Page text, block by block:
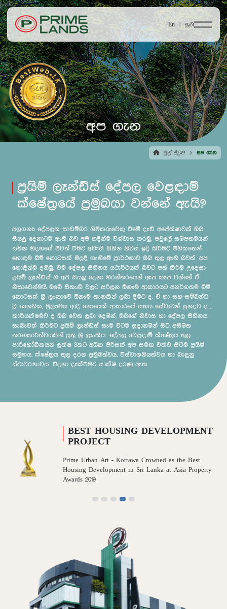
En | தமி
අප ගැන
මුල් පිටුව අප ගැන
ප්‍රයිම් ලෑන්ඩ්ස් දේපල වෙළඳාම්
ක්ෂේත්‍රයේ ප්‍රමුඛයා වන්නේ ඇයි?
අග්‍රගන්‍ය දේපලක සාඩම්බර හිමිකරුවෙකු වීමේ දැඩි අපේක්ෂාවක් ඔබ
සියලු දෙනාටම ඇති බව අපි තදින්ම විශ්වාස කරමු. පවුලේ සමීපතමයන්
සමඟ නිදහසේ ජීවත් වීමට අවැසි සිහින නිවස ඉදි කිරීමට මිහිකතෙන්
හොඳම බිම් කොටසක් මිලදී ගැනීමේ ප්‍රාර්ථනාව ඔබ තුල ඇති බවත් අප
හොඳින්ම දනිමු. එම දේපල සිහිනය යථාර්ථයක් බවට පත් කිරීම උදෙසා
ප්‍රයිම් ලෑන්ඩ්ස් හී අපි සියලු දෙනා නිරන්තරයෙන් ඇප කැප වන්නේ ඒ
නිසාවෙන්මයි. ඔබේ සිතැඟි වලට සරිලන ඕනෑම ආකාරයට අනර්ගතම බිම්
කොටසක් ශ්‍රී ලංකාවේ ඕනෑම තැනකින් ලබා දීමට ද, ඒ හා සහ-සම්බන්ධ
වූ නෛතික, මුල්‍යමය ආදී නොයෙක් ආකාරයේ සහය සේවාවන් සුහදව ද ,
කාර්යක්ෂමව ද ඔබ වෙත ලබා දෙමින්, ඔබගේ නිවාස හා දේපල සිහිනය
සැබෑවක් කිරීමට ප්‍රයිම් ලෑන්ඩ්ස් සෑම විටම සූදානමින් සිටී. අසීමිත
තරඟකාරීත්වයකින් යුතු ශ්‍රී ලාංකිය දේපල වෙළඳාම් ක්ෂේත්‍රය තුල
පාරිභෝගිකයන් ලක්ෂ 3කට අධික පිරිසක් අප සමඟ එක්ව සිටීම ප්‍රයිම්
සමුහය, ක්ෂේත්‍රය තුල දරන ප්‍රමුඛත්වය, විස්වාශනියත්වය හා බැඳුනු
ස්ථාවරභාවය විදහා දැක්වීමට සාක්ෂි දරණු ඇත.
GREAT PLACE TO WORK
Work Places to Work in Sri Lanka.